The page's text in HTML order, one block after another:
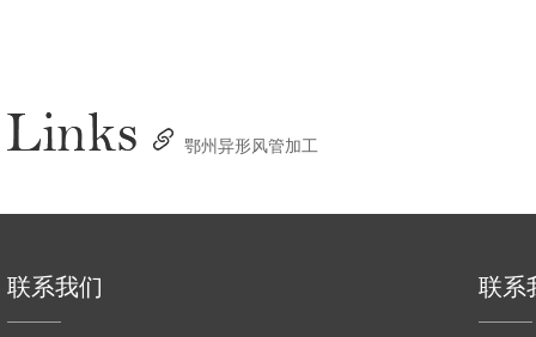
鄂州异形风管加工
联系我们 联系